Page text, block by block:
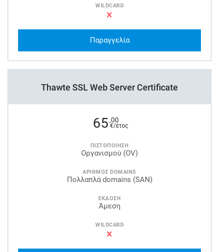
WILDCARD
Παραγγελία
Thawte SSL Web Server Certificate
65 ,00
€/έτος
ΠΙΣΤΟΠΟΙΗΣΗ
Οργανισμού (OV)
ΑΡΙΘΜΟΣ DOMAINS
Πολλαπλά domains (SAN)
ΕΚΔΟΣΗ
Άμεση
WILDCARD